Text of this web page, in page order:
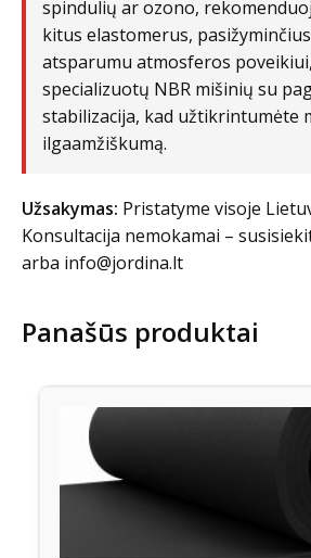
spindulių ar ozono,
kitus elastomerus,
atsparumu atmosferos
specializuotų NBR mišinių su
stabilizacija, kad užtikrintumėte
ilgaamžiškumą.
Užsakymas: Pristatyme visoje
Konsultacija nemokamai –
arba info@jordina.lt
Panašūs produktai